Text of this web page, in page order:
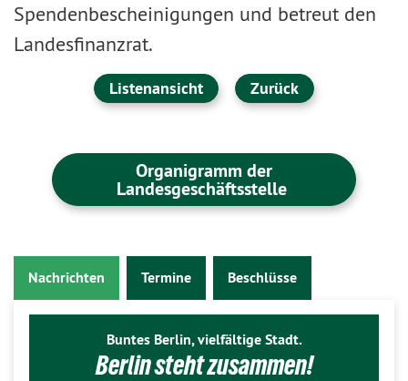
Spendenbescheinigungen und betreut den
Landesfinanzrat.
Listenansicht Zurück
Organigramm der
Landesgeschäftsstelle
Nachrichten Termine Beschlüsse
Buntes Berlin, vielfältige Stadt.
Berlin steht zusammen!